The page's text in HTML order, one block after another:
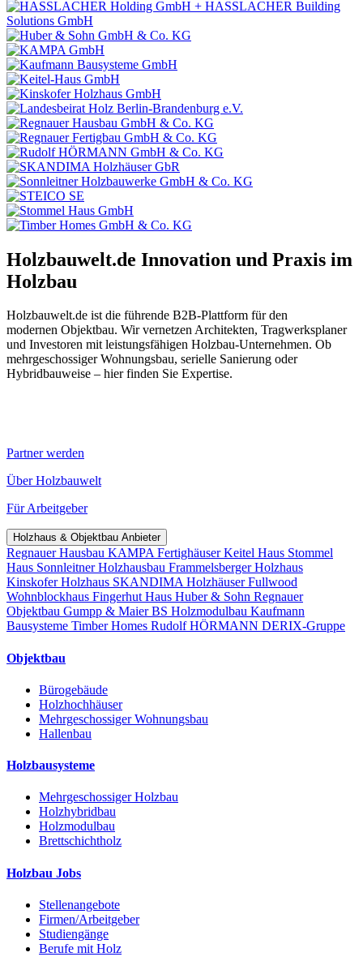
Holzbauwelt.de Innovation und Praxis im
Holzbau
Holzbauwelt.de ist die führende B2B-Plattform für den
modernen Objektbau. Wir vernetzen Architekten, Tragwerksplaner
und Investoren mit leistungsfähigen Holzbau-Unternehmen. Ob
mehrgeschossiger Wohnungsbau, serielle Sanierung oder
Hybridbauweise – hier finden Sie Expertise.
Partner werden
Über Holzbauwelt
Für Arbeitgeber
Holzhaus & Objektbau Anbieter
Regnauer Hausbau KAMPA FertighäuserKeitel Haus Stommel
Haus Sonnleitner Holzhausbau Frammelsberger Holzhaus
Kinskofer Holzhaus SKANDIMA HolzhäuserFullwood
Wohnblockhaus Fingerhut Haus Huber & Sohn Regnauer
Objektbau Gumpp & MaierBS Holzmodulbau Kaufmann
Bausysteme Timber Homes Rudolf HÖRMANN DERIX-Gruppe
Objektbau
Bürogebäude
Holzhochhäuser
Mehrgeschossiger Wohnungsbau
Hallenbau
Holzbausysteme
Mehrgeschossiger Holzbau
Holzhybridbau
Holzmodulbau
Brettschichtholz
Holzbau Jobs
Stellenangebote
Firmen/Arbeitgeber
Studiengänge
Berufe mit Holz